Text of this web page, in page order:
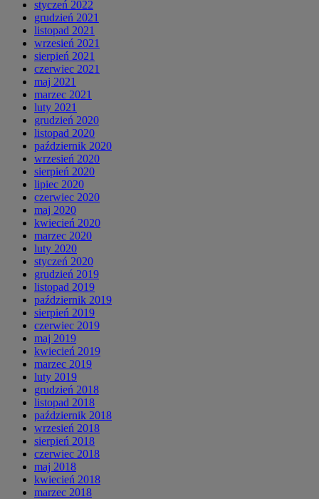
styczeń 2022
grudzień 2021
listopad 2021
wrzesień 2021
sierpień 2021
czerwiec 2021
maj 2021
marzec 2021
luty 2021
grudzień 2020
listopad 2020
październik 2020
wrzesień 2020
sierpień 2020
lipiec 2020
czerwiec 2020
maj 2020
kwiecień 2020
marzec 2020
luty 2020
styczeń 2020
grudzień 2019
listopad 2019
październik 2019
sierpień 2019
czerwiec 2019
maj 2019
kwiecień 2019
marzec 2019
luty 2019
grudzień 2018
listopad 2018
październik 2018
wrzesień 2018
sierpień 2018
czerwiec 2018
maj 2018
kwiecień 2018
marzec 2018